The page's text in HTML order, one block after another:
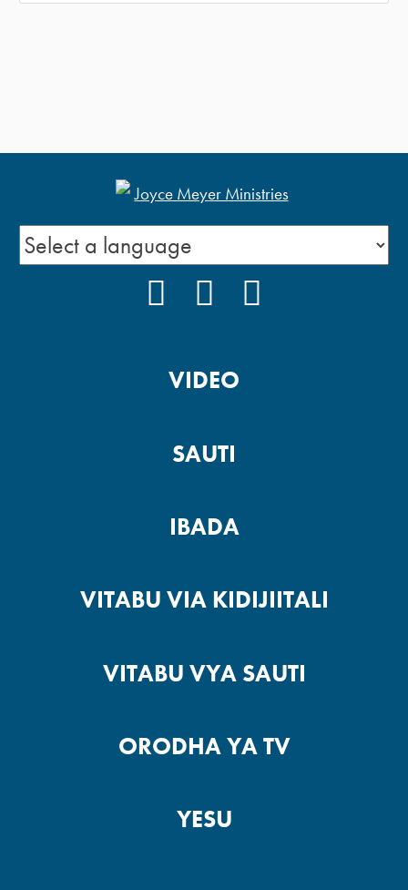
VIDEO
SAUTI
IBADA
VITABU VIA KIDIJIITALI
VITABU VYA SAUTI
ORODHA YA TV
YESU